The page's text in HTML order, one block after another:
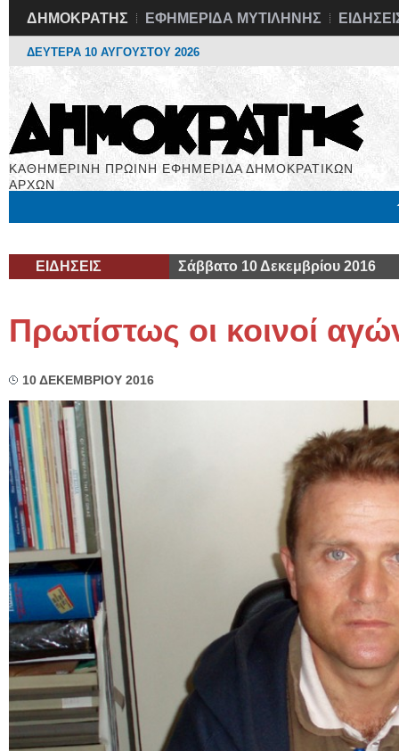
ΔΗΜΟΚΡΑΤΗΣ ΕΦΗΜΕΡΙΔΑ ΜΥΤΙΛΗΝΗΣ
ΔΕΥΤΕΡΑ 10 ΑΥΓΟΥΣΤΟΥ 2026
ΚΑΘΗΜΕΡΙΝΗ ΠΡΩΙΝΗ ΕΦΗΜΕΡΙΔΑ ΔΗΜΟΚΡΑΤΙΚΩΝ
ΑΡΧΩΝ
ΕΙΔΗΣΕΙΣ Σάββατο 10 Δεκεμβρίου 2016
Πρωτίστως οι κοινοί
10 ΔΕΚΕΜΒΡΙΟΥ 2016